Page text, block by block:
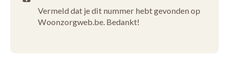
Vermeld dat je dit nummer hebt gevonden op
Woonzorgweb.be. Bedankt!